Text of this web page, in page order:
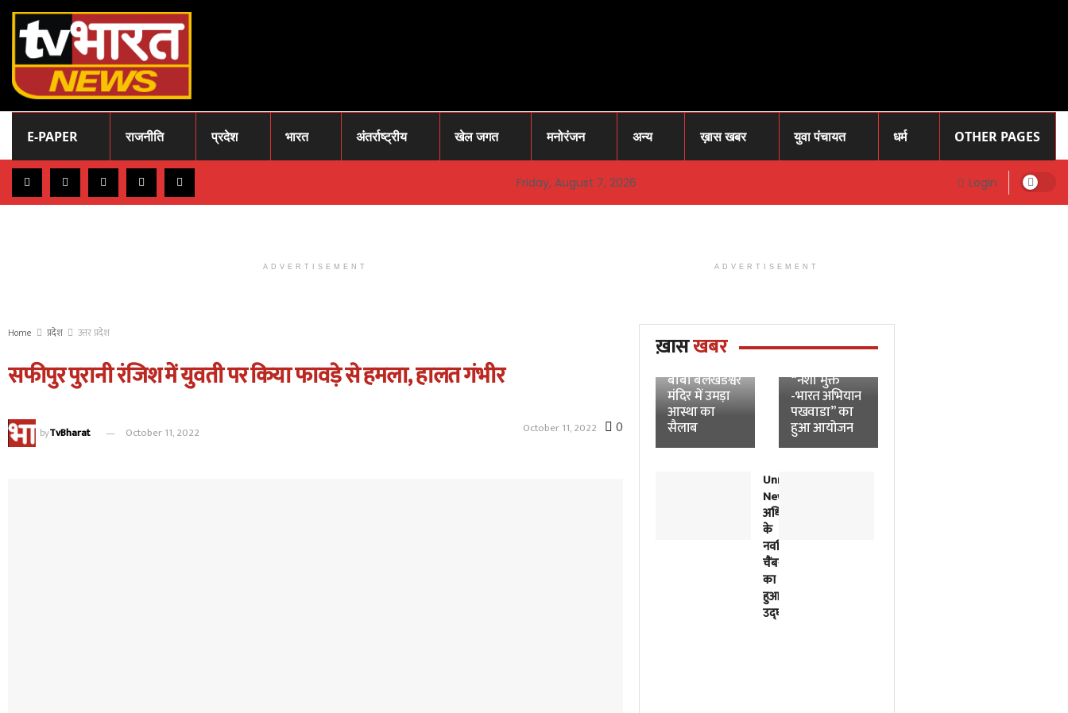
E-PAPER राजनीति प्रदेश भारत अंतर्राष्ट्रीय खेल जगत मनोरंजन अन्य ख़ास खबर युवा पंचायत धर्म OTHER PAGES
Friday, August 7, 2026 Login
ADVERTISEMENT
Home प्रदेश उत्तर प्रदेश
सफीपुर पुरानी रंजिश में युवती पर किया फावड़े से हमला, हालत गंभीर
byTvBharat October 11, 2022 October 11, 2022 0
ADVERTISEMENT
ख़ासखबर
बाबा बलखंडेश्वर
मंदिर में उमड़ा
आस्था का
सैलाब
रज्जू भय्या)
“नशा मुक्त
-भारत अभियान
पखवाडा” का
हुआ आयोजन
Unnao
News:
अधिवक्ताओं
के
नवर्निमित
चैंबरों
का
हुआ
उद्घाटन